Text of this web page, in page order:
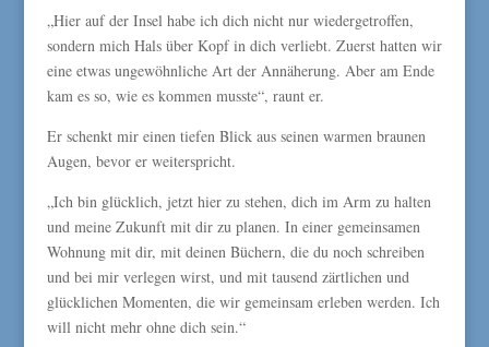
„Hier auf der Insel habe ich dich nicht nur wiedergetroffen,
sondern mich Hals über Kopf in dich verliebt. Zuerst hatten wir
eine etwas ungewöhnliche Art der Annäherung. Aber am Ende
kam es so, wie es kommen musste“, raunt er.
Er schenkt mir einen tiefen Blick aus seinen warmen braunen
Augen, bevor er weiterspricht.
„Ich bin glücklich, jetzt hier zu stehen, dich im Arm zu halten
und meine Zukunft mit dir zu planen. In einer gemeinsamen
Wohnung mit dir, mit deinen Büchern, die du noch schreiben
und bei mir verlegen wirst, und mit tausend zärtlichen und
glücklichen Momenten, die wir gemeinsam erleben werden. Ich
will nicht mehr ohne dich sein.“